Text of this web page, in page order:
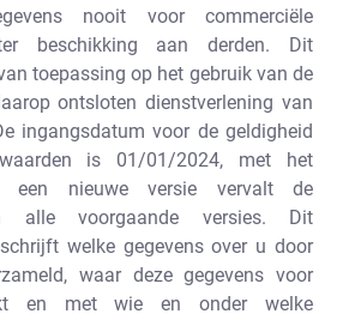
nooit voor commerciële
beschikking aan derden. Dit
toepassing op het gebruik van de
ontsloten dienstverlening van
ingangsdatum voor de geldigheid
is 01/01/2024, met het
een nieuwe versie vervalt de
alle voorgaande versies. Dit
welke gegevens over u door
waar deze gegevens voor
en met wie en onder welke